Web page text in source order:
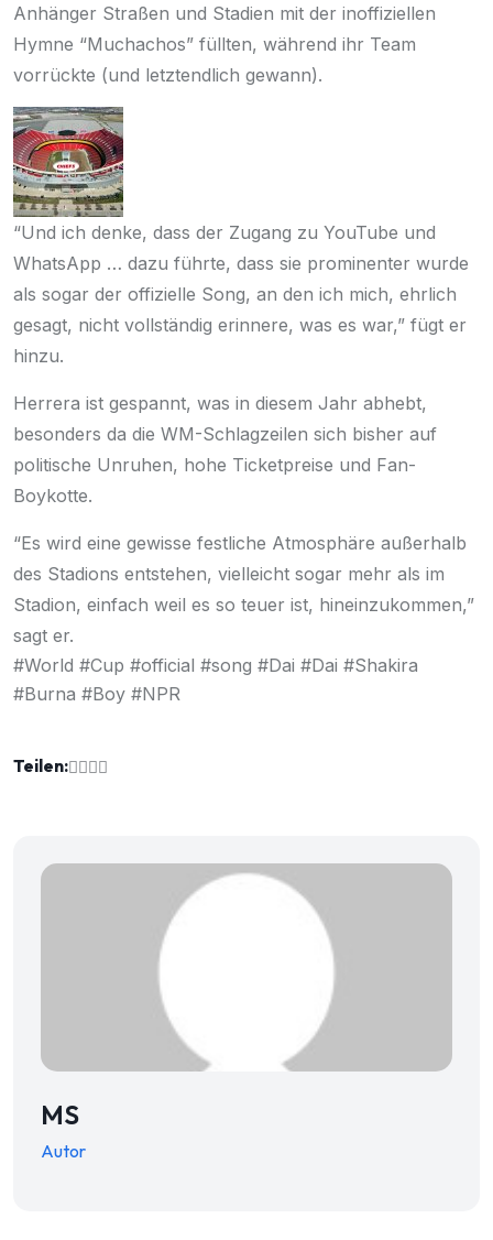
Anhänger Straßen und Stadien mit der inoffiziellen
Hymne “Muchachos” füllten, während ihr Team
vorrückte (und letztendlich gewann).
“Und ich denke, dass der Zugang zu YouTube und
WhatsApp … dazu führte, dass sie prominenter wurde
als sogar der offizielle Song, an den ich mich, ehrlich
gesagt, nicht vollständig erinnere, was es war,” fügt er
hinzu.
Herrera ist gespannt, was in diesem Jahr abhebt,
besonders da die WM-Schlagzeilen sich bisher auf
politische Unruhen, hohe Ticketpreise und Fan-
Boykotte.
“Es wird eine gewisse festliche Atmosphäre außerhalb
des Stadions entstehen, vielleicht sogar mehr als im
Stadion, einfach weil es so teuer ist, hineinzukommen,”
sagt er.
#World #Cup #official #song #Dai #Dai #Shakira
#Burna #Boy #NPR
Teilen:
MS
Autor